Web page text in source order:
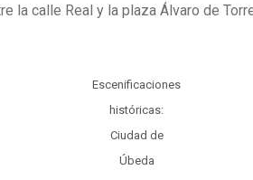
la calle Real y la plaza Álvaro de
Escenificaciones
históricas:
Ciudad de
Úbeda